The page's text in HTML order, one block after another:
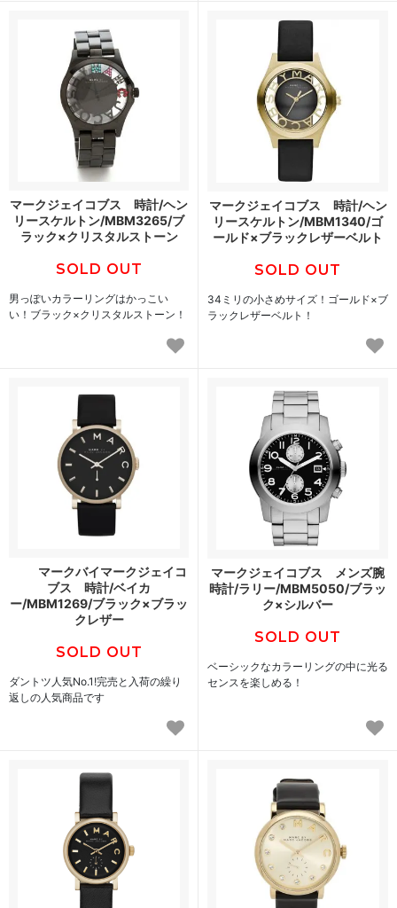
マークジェイコブス 時計/ヘン
リースケルトン/MBM3265/ブ
ラック×クリスタルストーン
SOLD OUT
男っぽいカラーリングはかっこい
い！ブラック×クリスタルストーン！
マークジェイコブス 時計/ヘン
リースケルトン/MBM1340/ゴ
ールド×ブラックレザーベルト
SOLD OUT
34ミリの小さめサイズ！ゴールド×ブ
ラックレザーベルト！
マークバイマークジェイコ
ブス 時計/ベイカ
ー/MBM1269/ブラック×ブラッ
クレザー
SOLD OUT
ダントツ人気No.1!完売と入荷の繰り
返しの人気商品です
マークジェイコブス メンズ腕
時計/ラリー/MBM5050/ブラッ
ク×シルバー
SOLD OUT
ベーシックなカラーリングの中に光る
センスを楽しめる！